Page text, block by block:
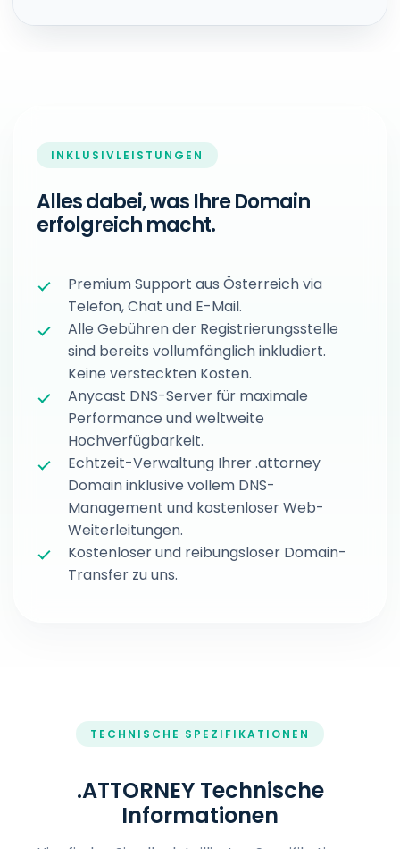
INKLUSIVLEISTUNGEN
Alles dabei, was Ihre Domain
erfolgreich macht.
Premium Support aus Österreich via
Telefon, Chat und E-Mail.
Alle Gebühren der Registrierungsstelle
sind bereits vollumfänglich inkludiert.
Keine versteckten Kosten.
Anycast DNS-Server für maximale
Performance und weltweite
Hochverfügbarkeit.
Echtzeit-Verwaltung Ihrer .attorney
Domain inklusive vollem DNS-
Management und kostenloser Web-
Weiterleitungen.
Kostenloser und reibungsloser Domain-
Transfer zu uns.
TECHNISCHE SPEZIFIKATIONEN
.ATTORNEY Technische
Informationen